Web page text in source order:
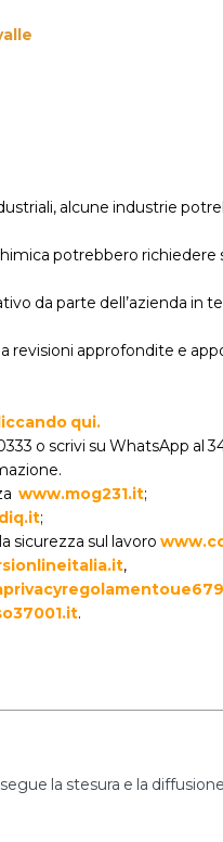
alcune industrie
potrebbero
da parte dell’azienda in
revisioni approfondite e
qui.
o scrivi su WhatsApp al
www.mog231.it;
;
sicurezza sul lavoro
,
.
la stesura e la